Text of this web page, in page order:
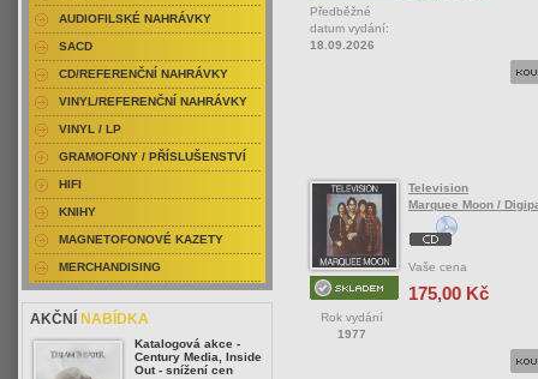
Předběžné
datum vydání:
18.09.2026
Rok vydání
1977
Television
Marquee Moon /
Vaše cena
175,00 Kč
AUDIOFILSKÉ NAHRÁVKY
SACD
CD/REFERENČNÍ NAHRÁVKY
VINYL/REFERENČNÍ NAHRÁVKY
VINYL / LP
GRAMOFONY / PŘÍSLUŠENSTVÍ
HIFI
KNIHY
MAGNETOFONOVÉ KAZETY
MERCHANDISING
AKČNÍ NABÍDKA
Katalogová akce -
Century Media, Inside
Out - snížení cen